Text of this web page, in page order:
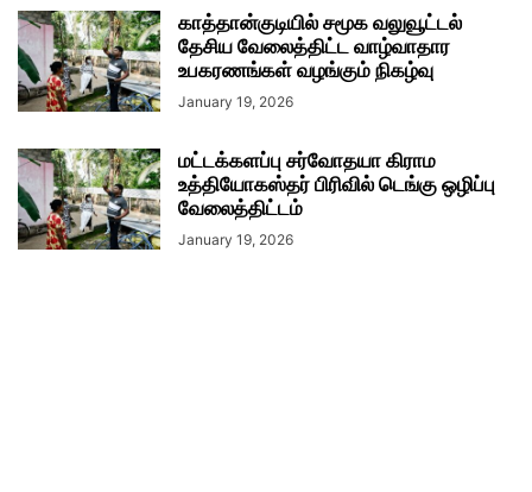
காத்தான்குடியில் சமூக வலுவூட்டல்
தேசிய வேலைத்திட்ட வாழ்வாதார
உபகரணங்கள் வழங்கும் நிகழ்வு
January 19, 2026
மட்டக்களப்பு சர்வோதயா கிராம
உத்தியோகஸ்தர் பிரிவில் டெங்கு ஒழிப்பு
வேலைத்திட்டம்
January 19, 2026